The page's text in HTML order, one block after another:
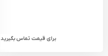
برای قیمت تماس بگیرید